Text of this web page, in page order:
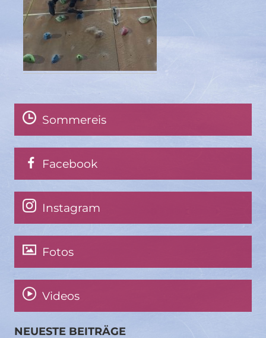
Sommereis
Facebook
Instagram
Fotos
Videos
NEUESTE BEITRÄGE